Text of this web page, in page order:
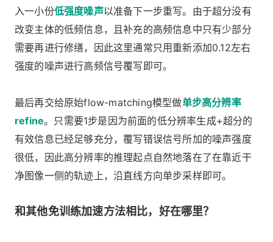
入一小份低强度噪声以准备下一步重写。由于超分没有
改变主体的低频信息，且补充的高频信息中只有少部分
需要再进行修缮，因此这里通常只用重新添加0.12左右
强度的噪声进行高频信号覆写即可。
最后再交给原始flow-matching模型做单步高分辨率
refine。只需要1步是因为前面的低分辨率生成+超分的
有效信息已经足够充分，覆写错误信号所加的噪声强度
很低，因此高分辨率的推理起点自然地落在了在靠近干
净图像一侧的轨迹上，沿直线方向单步采样即可。
和其他免训练加速方法相比，好在哪里？